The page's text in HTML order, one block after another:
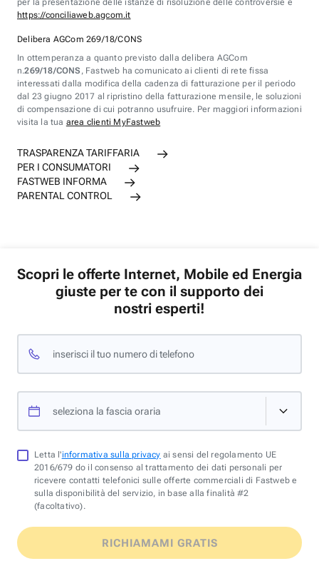
per la presentazione delle istanze di risoluzione delle controversie è
https://conciliaweb.agcom.it
Delibera AGCom 269/18/CONS
In ottemperanza a quanto previsto dalla delibera AGCom
n.269/18/CONS , Fastweb ha comunicato ai clienti di rete fissa
interessati dalla modifica della cadenza di fatturazione per il periodo
dal 23 giugno 2017 al ripristino della fatturazione mensile, le soluzioni
di compensazione di cui potranno usufruire. Per maggiori informazioni
visita la tua area clienti MyFastweb
TRASPARENZA TARIFFARIA
PER I CONSUMATORI
FASTWEB INFORMA
PARENTAL CONTROL
Scopri le offerte Internet, Mobile ed Energia
giuste per te con il supporto dei
nostri esperti!
inserisci il tuo numero di telefono
seleziona la fascia oraria
Letta l'informativa sulla privacy ai sensi del regolamento UE
2016/679 do il consenso al trattamento dei dati personali per
ricevere contatti telefonici sulle offerte commerciali di Fastweb e
sulla disponibilità del servizio, in base alla finalità #2
(facoltativo).
RICHIAMAMI GRATIS